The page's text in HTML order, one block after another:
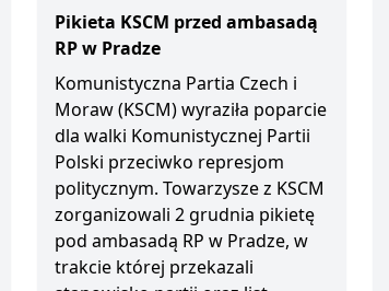
Pikieta KSCM przed ambasadą
RP w Pradze
Komunistyczna Partia Czech i
Moraw (KSCM) wyraziła poparcie
dla walki Komunistycznej Partii
Polski przeciwko represjom
politycznym. Towarzysze z KSCM
zorganizowali 2 grudnia pikietę
pod ambasadą RP w Pradze, w
trakcie której przekazali